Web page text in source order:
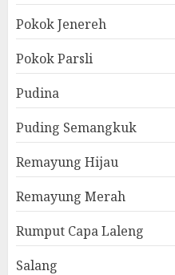
Pokok Jenereh
Pokok Parsli
Pudina
Puding Semangkuk
Remayung Hijau
Remayung Merah
Rumput Capa Laleng
Salang